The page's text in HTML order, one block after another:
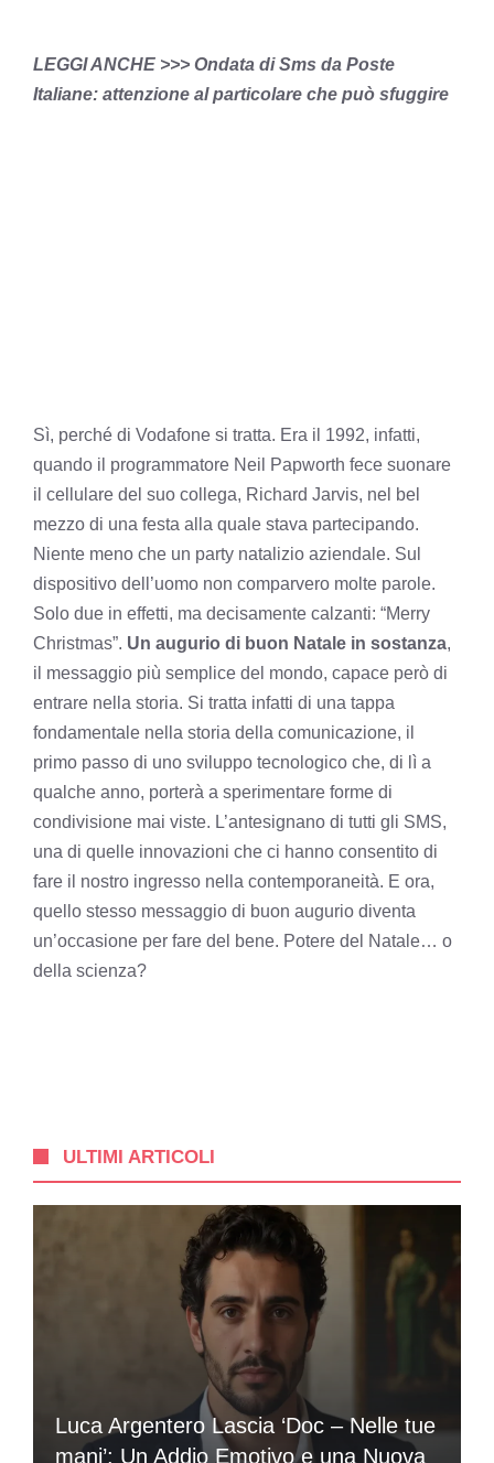
LEGGI ANCHE >>> Ondata di Sms da Poste
Italiane: attenzione al particolare che può sfuggire
Sì, perché di Vodafone si tratta. Era il 1992, infatti,
quando il programmatore Neil Papworth fece suonare
il cellulare del suo collega, Richard Jarvis, nel bel
mezzo di una festa alla quale stava partecipando.
Niente meno che un party natalizio aziendale. Sul
dispositivo dell’uomo non comparvero molte parole.
Solo due in effetti, ma decisamente calzanti: “Merry
Christmas”. Un augurio di buon Natale in sostanza,
il messaggio più semplice del mondo, capace però di
entrare nella storia. Si tratta infatti di una tappa
fondamentale nella storia della comunicazione, il
primo passo di uno sviluppo tecnologico che, di lì a
qualche anno, porterà a sperimentare forme di
condivisione mai viste. L’antesignano di tutti gli SMS,
una di quelle innovazioni che ci hanno consentito di
fare il nostro ingresso nella contemporaneità. E ora,
quello stesso messaggio di buon augurio diventa
un’occasione per fare del bene. Potere del Natale… o
della scienza?
ULTIMI ARTICOLI
Luca Argentero Lascia ‘Doc – Nelle tue
mani’: Un Addio Emotivo e una Nuova